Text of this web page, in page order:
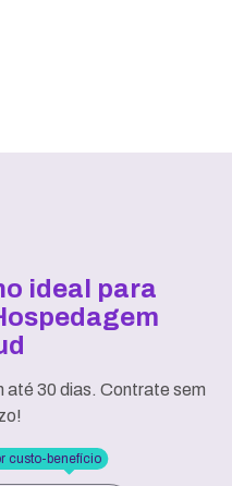
ideal para
até 30 dias. Contrate sem
custo-benefício